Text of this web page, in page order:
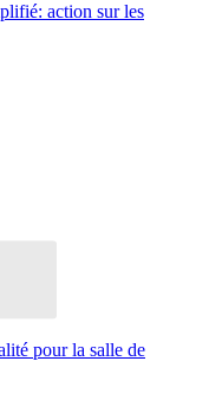
action sur les
pour la salle de